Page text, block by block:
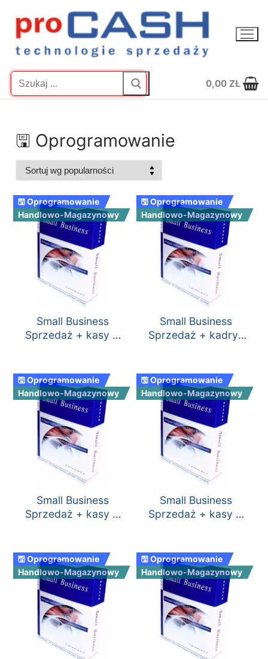
treści
0,00 ZŁ
🖫 Oprogramowanie
🖫 Oprogramowanie
Handlowo-Magazynowy
Small Business
Sprzedaż + kasy +
płace
🖫 Oprogramowanie
Handlowo-Magazynowy
Small Business
Sprzedaż + kadry-
rozchodów
🖫 Oprogramowanie
Handlowo-Magazynowy
Small Business
Sprzedaż + kasy +
🖫 Oprogramowanie
Handlowo-Magazynowy
Small Business
Sprzedaż + kasy +
🖫 Oprogramowanie
Handlowo-Magazynowy
🖫 Oprogramowanie
Handlowo-Magazynowy